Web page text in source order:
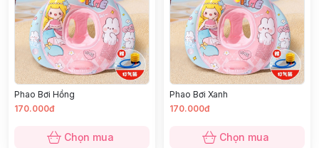
Phao Bơi Hồng
170.000đ
Chọn mua
Phao Bơi Xanh
170.000đ
Chọn mua